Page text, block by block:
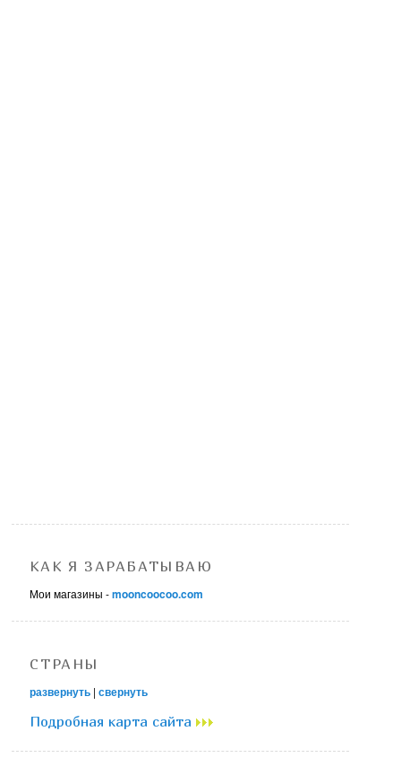
КАК Я ЗАРАБАТЫВАЮ
Мои магазины -mooncoocoo.com
СТРАНЫ
развернуть |свернуть
Подробная карта сайта